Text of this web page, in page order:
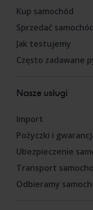
Kup samochód
Sprzedać
Jak testujemy
Często zadawane
Nasze usługi
Import
Pożyczki i
Ubezpieczenie
Transport
Odbieramy